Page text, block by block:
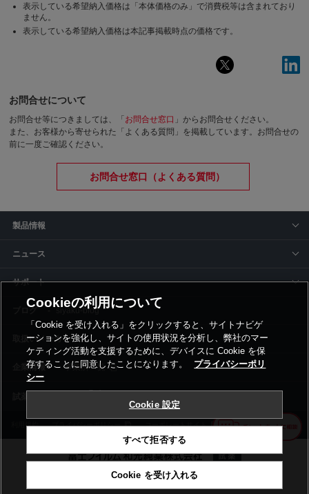
表示している希望納入価格は「本体価格のみ」で消費税等は含まれており
ません。
表示している希望納入価格は本記事掲載時点の価格です。
お問合せについて
お問合せ等につきましては、「 お問合せ窓口 」からお問合せください。
また、お客様から寄せられた「よくある質問」を掲載しています。お問合せの
前に一度ご確認ください。
お問合せ窓口（よくある質問）
製品情報
ニュース
サポート
siyaku-blog
取扱いメーカー
事業所一覧
利用規約 プライバシーポリシー コーポレートサイト Cookie設定
©富士フイルム和光純薬株式会社
Cookieの利用について
「Cookie を受け入れる」をクリックすると、サイトナビゲ
ーションを強化し、サイトの使用状況を分析し、弊社のマー
ケティング活動を支援するために、デバイスに Cookie を保
存することに同意したことになります。
プライバシーポリ
シー
Cookie 設定
すべて拒否する
Cookie を受け入れる